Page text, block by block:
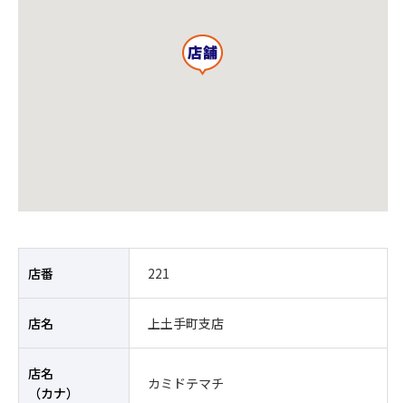
店番 221
店名 上土手町支店
店名
（カナ）
カミドテマチ